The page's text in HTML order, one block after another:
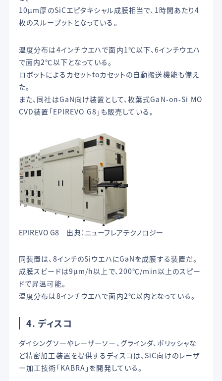
10µm厚のSiCエピタキシャル成膜相当で、1時間あたり4
枚のスループットとなっている。
温度分布は4インチウエハで面内1℃以下、6インチウエハ
で面内2℃以下となっている。
ロボットによるカセットtoカセットの自動搬送機能も備え
た。
また、同社はGaN向け装置として、枚葉式GaN-on-Si MO
CVD装置「EPIREVO G8」も販売している。
EPIREVO G8 出典：ニューフレアテクノロジー
同装置は、8インチのSiウエハにGaNを成膜する装置だ。
成膜スピードは9µm/h以上で、200℃/min以上のスピー
ドで昇温可能。
温度分布は8インチウエハで面内2℃以内となっている。
4. ディスコ
ダイシングソーやレーザーソー、グラインダ、ポリッシャな
ど精密加工装置を提供するディスコは、SiC向けのレーザ
ー加工技術「KABRA」を開発している。